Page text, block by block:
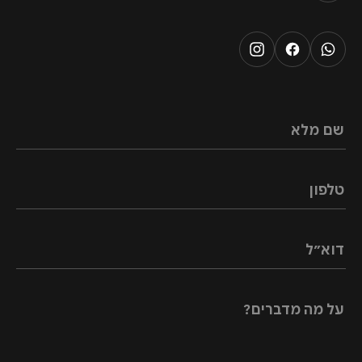
שם מלא
טלפון
דוא״ל
על מה מדברים?